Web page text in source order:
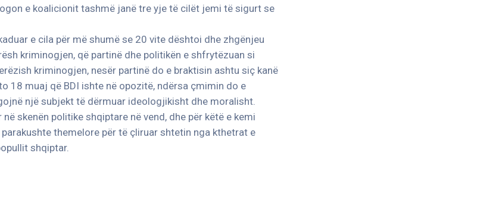
e koalicionit tashmë janë tre yje të cilët jemi të sigurt se
e cila për më shumë se 20 vite dështoi dhe zhgënjeu
kriminogjen, që partinë dhe politikën e shfrytëzuan si
kriminogjen, nesër partinë do e braktisin ashtu siç kanë
18 muaj që BDI ishte në opozitë, ndërsa çmimin do e
një subjekt të dërmuar ideologjikisht dhe moralisht.
skenën politike shqiptare në vend, dhe për këtë e kemi
themelore për të çliruar shtetin nga kthetrat e
shqiptar.